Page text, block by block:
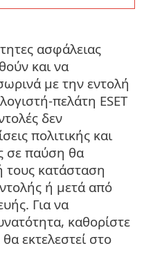
ασφάλειας
και να
με την εντολή
πελάτη ESET
δεν
πολιτικής και
σε παύση θα
τους κατάσταση
ή μετά από
Για να
καθορίστε
εκτελεστεί στο